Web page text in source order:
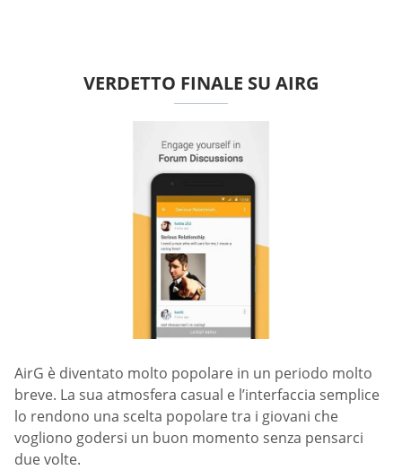
VERDETTO FINALE SU AIRG
AirG è diventato molto popolare in un periodo molto
breve. La sua atmosfera casual e l’interfaccia semplice
lo rendono una scelta popolare tra i giovani che
vogliono godersi un buon momento senza pensarci
due volte.